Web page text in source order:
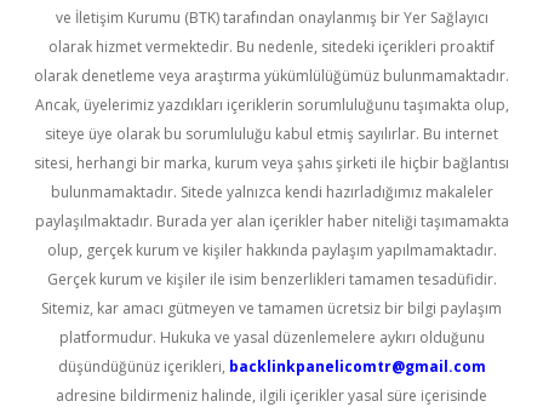
ve İletişim Kurumu (BTK) tarafından onaylanmış bir Yer Sağlayıcı
olarak hizmet vermektedir. Bu nedenle, sitedeki içerikleri proaktif
olarak denetleme veya araştırma yükümlülüğümüz bulunmamaktadır.
Ancak, üyelerimiz yazdıkları içeriklerin sorumluluğunu taşımakta olup,
siteye üye olarak bu sorumluluğu kabul etmiş sayılırlar. Bu internet
sitesi, herhangi bir marka, kurum veya şahıs şirketi ile hiçbir bağlantısı
bulunmamaktadır. Sitede yalnızca kendi hazırladığımız makaleler
paylaşılmaktadır. Burada yer alan içerikler haber niteliği taşımamakta
olup, gerçek kurum ve kişiler hakkında paylaşım yapılmamaktadır.
Gerçek kurum ve kişiler ile isim benzerlikleri tamamen tesadüfidir.
Sitemiz, kar amacı gütmeyen ve tamamen ücretsiz bir bilgi paylaşım
platformudur. Hukuka ve yasal düzenlemelere aykırı olduğunu
düşündüğünüz içerikleri, backlinkpanelicomtr@gmail.com
adresine bildirmeniz halinde, ilgili içerikler yasal süre içerisinde